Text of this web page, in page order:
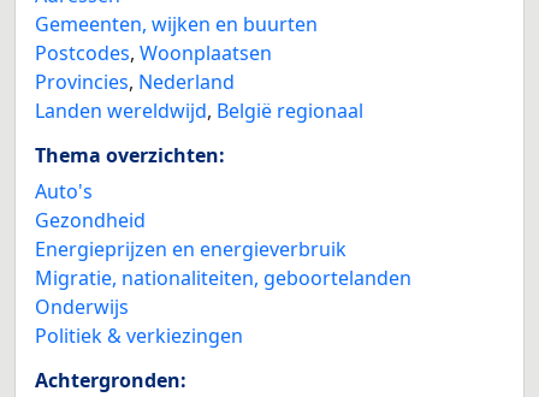
Gemeenten, wijken en buurten
Postcodes, Woonplaatsen
Provincies, Nederland
Landen wereldwijd, België regionaal
Thema overzichten:
Auto's
Gezondheid
Energieprijzen en energieverbruik
Migratie, nationaliteiten, geboortelanden
Onderwijs
Politiek & verkiezingen
Achtergronden: